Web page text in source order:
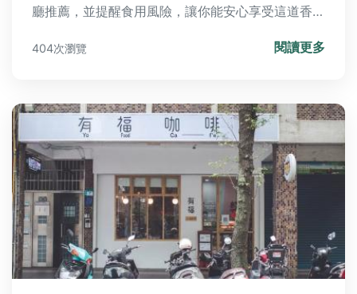
廳推薦，並提醒食用風險，讓你能安心享受這道香港
404次瀏覽 閱讀更多